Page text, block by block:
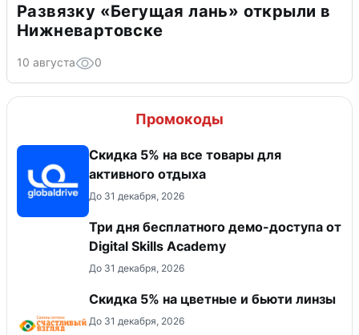
Развязку «Бегущая лань» открыли в
Нижневартовске
10 августа 0
Промокоды
Скидка 5% на все товары для
активного отдыха
До 31 декабря, 2026
Три дня бесплатного демо-доступа от
Digital Skills Academy
До 31 декабря, 2026
Скидка 5% на цветные и бьюти линзы
До 31 декабря, 2026